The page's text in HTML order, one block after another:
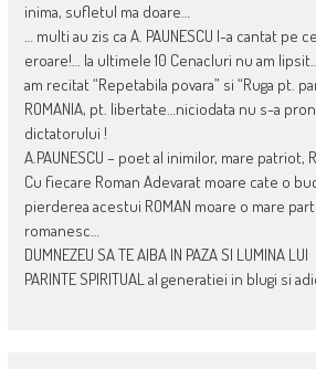
inima, sufletul ma doare…
… multi au zis ca A. PAUNESCU l-a cantat pe
eroare!… la ultimele 10 Cenacluri nu am
am recitat “Repetabila povara” si “Ruga pt.
ROMANIA, pt. libertate…niciodata nu s-a
dictatorului !
A.PAUNESCU – poet al inimilor, mare patriot,
Cu fiecare Roman Adevarat moare cate o
pierderea acestui ROMAN moare o mare
romanesc…
DUMNEZEU SA TE AIBA IN PAZA SI LUMINA LUI
PARINTE SPIRITUAL al generatiei in blugi si